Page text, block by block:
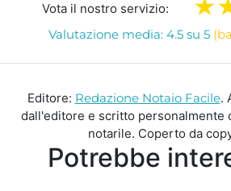
Vota il nostro servizio:
Valutazione media: 4.5 su 5
Editore: Redazione Notaio Facile.
dall'editore e scritto personalmente
notarile. Coperto da
Potrebbe